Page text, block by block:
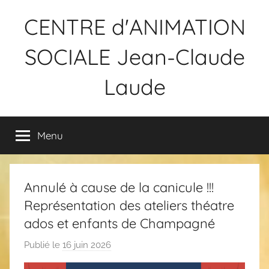
CENTRE d'ANIMATION
SOCIALE Jean-Claude
Laude
Menu
Annulé à cause de la canicule !!!
Représentation des ateliers théatre
ados et enfants de Champagné
Publié le 16 juin 2026
a